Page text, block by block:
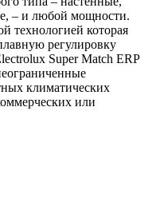
– и любой мощности.
технологией которая
регулировку
Super Match ERP
климатических
или